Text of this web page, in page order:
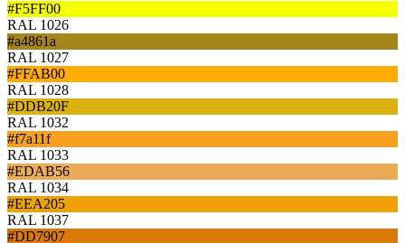
#F5FF00
RAL 1026
#a4861a
RAL 1027
#FFAB00
RAL 1028
#DDB20F
RAL 1032
#f7a11f
RAL 1033
#EDAB56
RAL 1034
#EEA205
RAL 1037
#DD7907